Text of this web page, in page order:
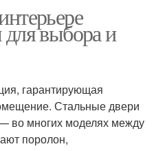
выбора и
гарантирующая
Стальные двери
во многих моделях между
поролон,